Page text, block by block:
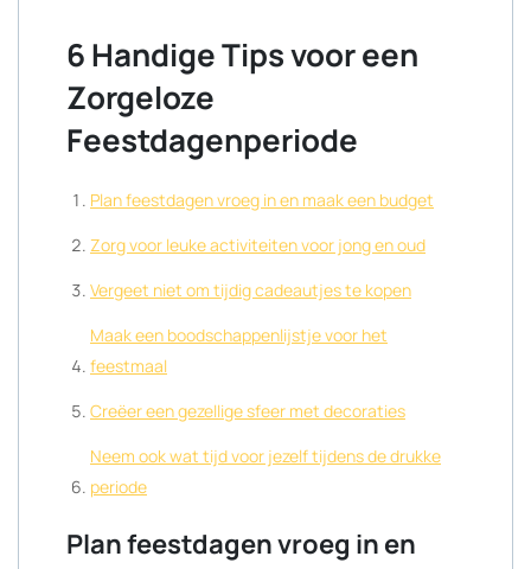
6 Handige Tips voor een
Zorgeloze
Feestdagenperiode
Plan feestdagen vroeg in en maak een budget
Zorg voor leuke activiteiten voor jong en oud
Vergeet niet om tijdig cadeautjes te kopen
Maak een boodschappenlijstje voor het
feestmaal
Creëer een gezellige sfeer met decoraties
Neem ook wat tijd voor jezelf tijdens de drukke
periode
Plan feestdagen vroeg in en